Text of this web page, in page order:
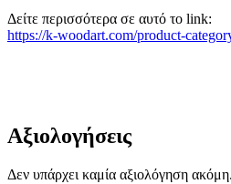
Δείτε περισσότερα σε αυτό το link:
https://k-woodart.com/product-
Αξιολογήσεις
Δεν υπάρχει καμία αξιολόγηση ακόμη.